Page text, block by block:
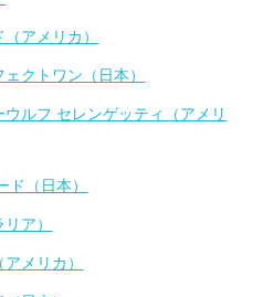
アメリカ）
クトワン（日本）
ウルフ セレンゲッティ（アメリ
ド（日本）
ア）
メリカ）